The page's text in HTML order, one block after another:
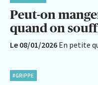
Peut-on
quand on
Le 08/01/2026 En petite
#GRIPPE